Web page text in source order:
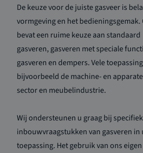
De keuze voor de juiste gasveer is
vormgeving en het
bevat een ruime keuze aan standaard
gasveren, gasveren met speciale
gasveren en dempers. Vele
bijvoorbeeld demachine- en
sector en meubelindustrie.
Wij ondersteunen u graag bij
inbouwvraagstukken van gasveren in
toepassing. Het gebruik van ons eigen